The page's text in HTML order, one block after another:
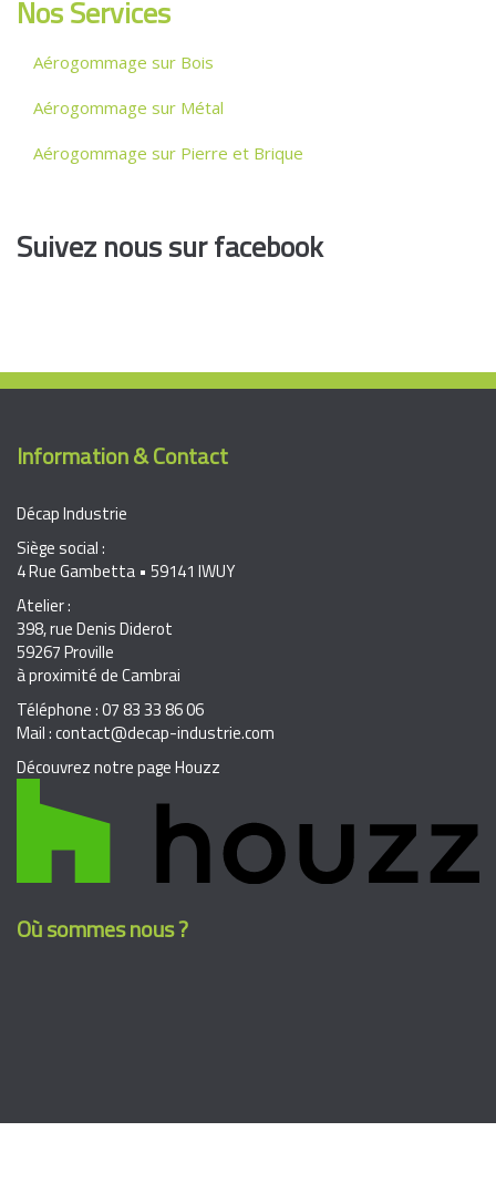
Nos Services
Aérogommage sur Bois
Aérogommage sur Métal
Aérogommage sur Pierre et Brique
Suivez nous sur facebook
Information & Contact
Décap Industrie
Siège social :
4 Rue Gambetta • 59141 IWUY
Atelier :
398, rue Denis Diderot
59267 Proville
à proximité de Cambrai
Téléphone : 07 83 33 86 06
Mail : contact@decap-industrie.com
Découvrez notre page Houzz
Où sommes nous ?